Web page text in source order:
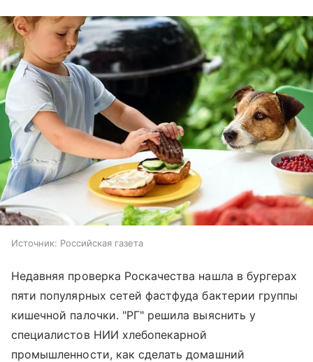
Источник: Российская газета
Недавняя проверка Роскачества нашла в бургерах
пяти популярных сетей фастфуда бактерии группы
кишечной палочки. "РГ" решила выяснить у
специалистов НИИ хлебопекарной
промышленности, как сделать домашний